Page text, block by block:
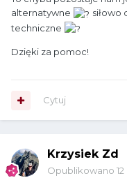
alternatywne
siłowo
techniczne
Dzięki za pomoc!
Cytuj
Krzysiek Zd
Opublikowano